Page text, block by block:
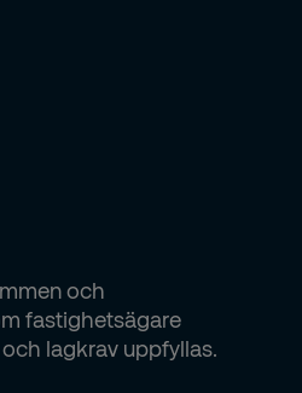
och
fastighetsägare
lagkrav uppfyllas.